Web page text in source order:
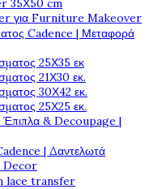
35Χ50 cm
για Furniture Makeover
Cadence | Μεταφορά
25Χ35 εκ
21Χ30 εκ.
30Χ42 εκ.
25Χ25 εκ.
& Decoupage |
| Δαντελωτά
Decor
lace transfer